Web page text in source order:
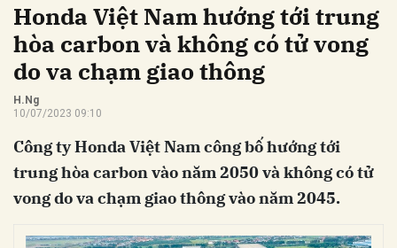
Honda Việt Nam hướng tới trung
hòa carbon và không có tử vong
do va chạm giao thông
H.Ng
10/07/2023 09:10
Công ty Honda Việt Nam công bố hướng tới
trung hòa carbon vào năm 2050 và không có tử
vong do va chạm giao thông vào năm 2045.
Hủy